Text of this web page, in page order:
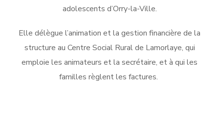
adolescents d’Orry-la-Ville.
Elle délègue l’animation et la gestion financière de la
structure au Centre Social Rural de Lamorlaye, qui
emploie les animateurs et la secrétaire, et à qui les
familles règlent les factures.